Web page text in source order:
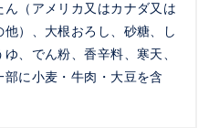
ん（アメリカ又はカナダ又は
他）、大根おろし、砂糖、し
ゆ、でん粉、香辛料、寒天、
部に小麦・牛肉・大豆を含